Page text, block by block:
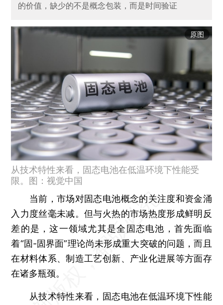
的价值，缺少的不是概念包装，而是时间验证
原图
从技术特性来看，固态电池在低温环境下性能受
限。图：视觉中国
当前，市场对固态电池概念的关注度和资金涌
入力度丝毫未减。但与火热的市场热度形成鲜明反
差的是，这一领域尤其是全固态电池，首先面临
着“固-固界面”理论尚未形成重大突破的问题，而且
在材料体系、制造工艺创新、产业化进展等方面存
在诸多瓶颈。
从技术特性来看，固态电池在低温环境下性能